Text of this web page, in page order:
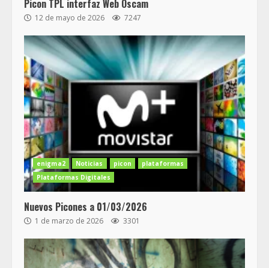
Picon TPL interfaz Web Oscam
12 de mayo de 2026 7247
enigma2 Noticias picon
plataformas
Plataformas Digitales
Nuevos Picones a 01/03/2026
1 de marzo de 2026 3301